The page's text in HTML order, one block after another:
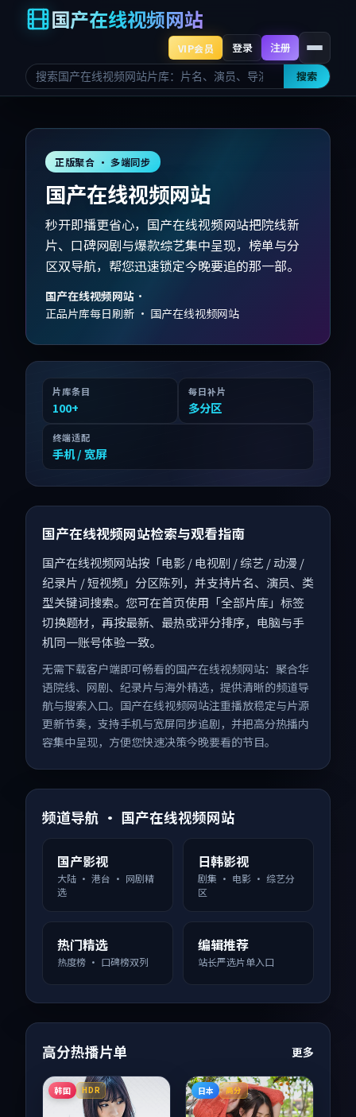
国产在线视频网站
搜索
VIP会员 登录 注册
正版聚合 · 多端同步
国产在线视频网站
秒开即播更省心，国产在线视频网站把院线新
片、口碑网剧与爆款综艺集中呈现，榜单与分
区双导航，帮您迅速锁定今晚要追的那一部。
国产在线视频网站 ·
正品片库每日刷新 · 国产在线视频网站
片库条目
100+
每日补片
多分区
终端适配
手机 / 宽屏
国产在线视频网站检索与观看指南
国产在线视频网站按「电影 / 电视剧 / 综艺 / 动漫 /
纪录片 / 短视频」分区陈列，并支持片名、演员、类
型关键词搜索。您可在首页使用「全部片库」标签
切换题材，再按最新、最热或评分排序，电脑与手
机同一账号体验一致。
无需下载客户端即可畅看的国产在线视频网站：聚合华
语院线、网剧、纪录片与海外精选，提供清晰的频道导
航与搜索入口。国产在线视频网站注重播放稳定与片源
更新节奏，支持手机与宽屏同步追剧，并把高分热播内
容集中呈现，方便您快速决策今晚要看的节目。
频道导航 · 国产在线视频网站
国产影视
大陆 · 港台 · 网剧精
选
日韩影视
剧集 · 电影 · 综艺分
区
热门精选
热度榜 · 口碑榜双列
编辑推荐
站长严选片单入口
高分热播片单 更多
韩国 HDR 日本 高分